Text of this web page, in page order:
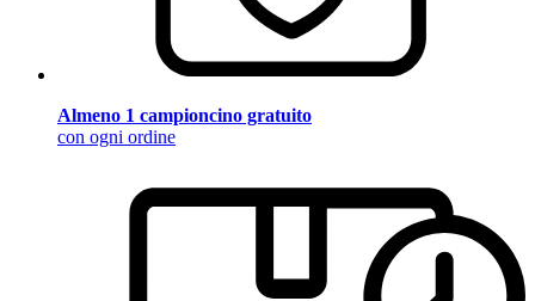
Almeno 1 campioncino gratuito
con ogni ordine